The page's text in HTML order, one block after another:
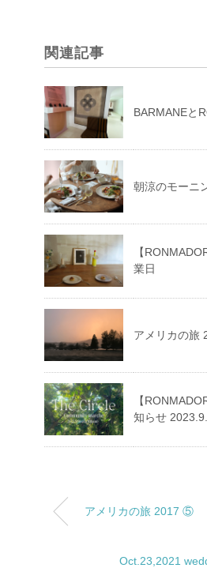
関連記事
BARMANEと
朝涼のモーニ
【
業日
アメリカの旅
【
知らせ
アメリカの旅 2017 ⑤
Oct.23,2021